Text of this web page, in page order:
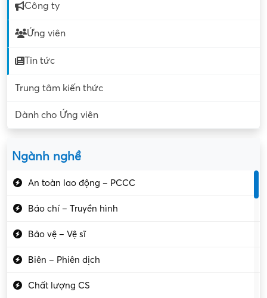
Công ty
Ứng viên
Tin tức
Trung tâm kiến thức
Dành cho Ứng viên
Ngành nghề
An toàn lao động – PCCC
Báo chí – Truyền hình
Bảo vệ – Vệ sĩ
Biên – Phiên dịch
Chất lượng CS